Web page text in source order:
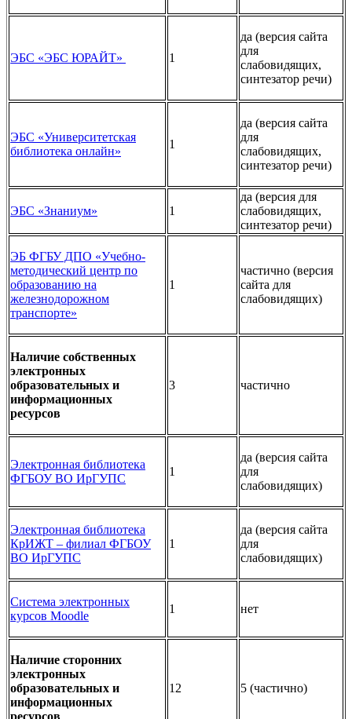
ЭБС «ЭБС ЮРАЙТ» 1
да (версия сайта
для
слабовидящих,
синтезатор речи)
ЭБС «Университетская
библиотека онлайн»
1
да (версия сайта
для
слабовидящих,
синтезатор речи)
ЭБС «Знаниум» 1
да (версия для
слабовидящих,
синтезатор речи)
ЭБ ФГБУ ДПО «Учебно-
методический центр по
образованию на
железнодорожном
транспорте»
1
частично (версия
сайта для
слабовидящих)
Наличие собственных
электронных
образовательных и
информационных
ресурсов
3 частично
Электронная библиотека
ФГБОУ ВО ИрГУПС
1
да (версия сайта
для
слабовидящих)
Электронная библиотека
КрИЖТ – филиал ФГБОУ
ВО ИрГУПС
1
да (версия сайта
для
слабовидящих)
Система электронных
курсов Moodle
1 нет
Наличие сторонних
электронных
образовательных и
информационных
ресурсов
12 5 (частично)